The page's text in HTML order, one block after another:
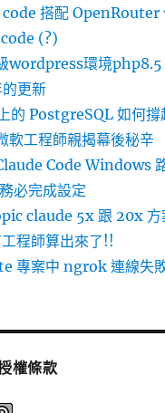
搭配 OpenRouter
(?)
wordpress環境php8.5
更新
的 PostgreSQL 如何
軟工程師親揭幕後秘辛
Code Windows
必完成設定
claude 5x 跟 20x 方
程師算出來了!!
專案中 ngrok 連線失
權條款